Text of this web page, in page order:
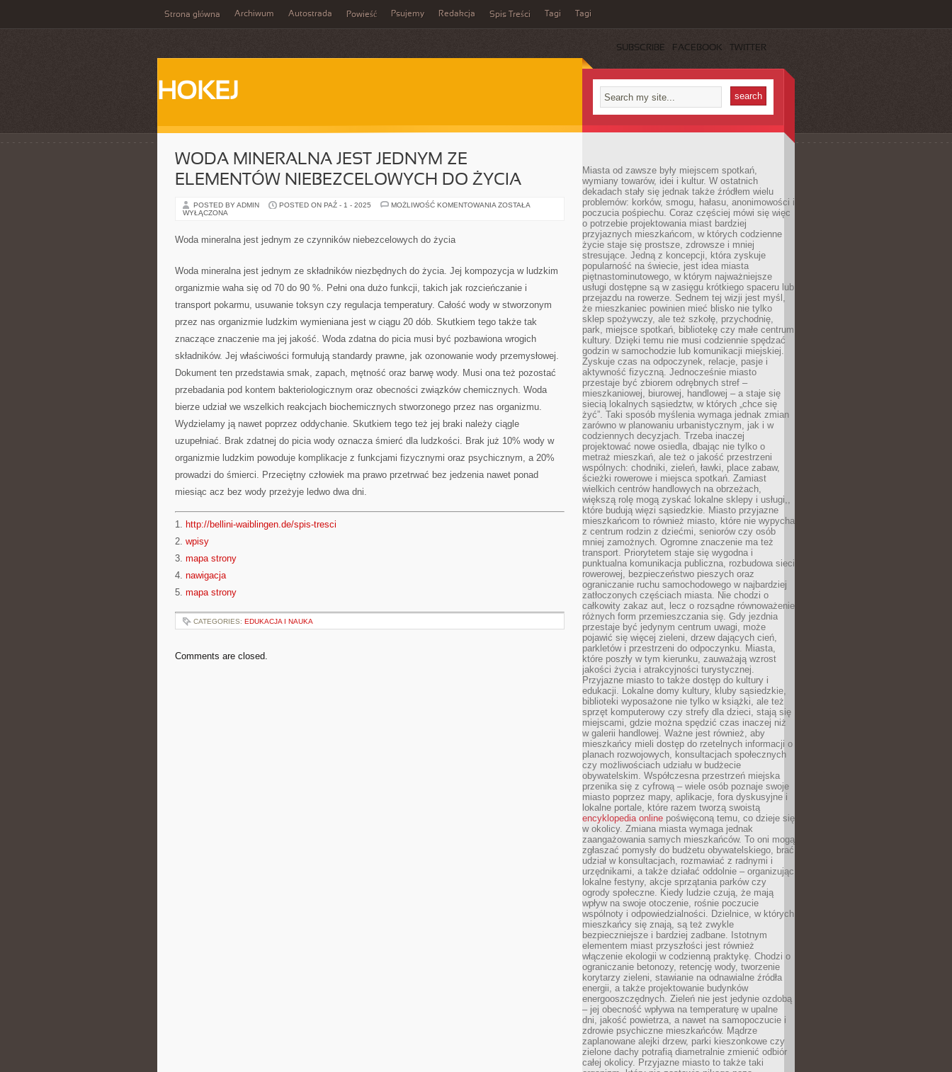
Strona główna Archiwum Autostrada Powieść Psujemy Redakcja Spis Treści Tagi Tagi
SUBSCRIBE FACEBOOK TWITTER
HOKEJ
WODA MINERALNA JEST JEDNYM ZE
ELEMENTÓW NIEBEZCELOWYCH DO ŻYCIA
POSTED BY ADMIN POSTED ON PAŹ - 1 - 2025 MOŻLIWOŚĆ KOMENTOWANIA WODA
ŻYCIA
ZOSTAŁA
WYŁĄCZONA
Woda mineralna jest jednym ze czynników niebezcelowych do życia
Woda mineralna jest jednym ze składników niezbędnych do życia. Jej kompozycja w ludzkim
organizmie waha się od 70 do 90 %. Pełni ona dużo funkcji, takich jak rozcieńczanie i
transport pokarmu, usuwanie toksyn czy regulacja temperatury. Całość wody w stworzonym
przez nas organizmie ludzkim wymieniana jest w ciągu 20 dób. Skutkiem tego także tak
znaczące znaczenie ma jej jakość. Woda zdatna do picia musi być pozbawiona wrogich
składników. Jej właściwości formułują standardy prawne, jak ozonowanie wody przemysłowej.
Dokument ten przedstawia smak, zapach, mętność oraz barwę wody. Musi ona też pozostać
przebadania pod kontem bakteriologicznym oraz obecności związków chemicznych. Woda
bierze udział we wszelkich reakcjach biochemicznych stworzonego przez nas organizmu.
Wydzielamy ją nawet poprzez oddychanie. Skutkiem tego też jej braki należy ciągle
uzupełniać. Brak zdatnej do picia wody oznacza śmierć dla ludzkości. Brak już 10% wody w
organizmie ludzkim powoduje komplikacje z funkcjami fizycznymi oraz psychicznym, a 20%
prowadzi do śmierci. Przeciętny człowiek ma prawo przetrwać bez jedzenia nawet ponad
miesiąc acz bez wody przeżyje ledwo dwa dni.
1. http://bellini-waiblingen.de/spis-tresci
2. wpisy
3. mapa strony
4. nawigacja
5. mapa strony
CATEGORIES: EDUKACJA I NAUKA
Comments are closed.
Miasta od zawsze były miejscem spotkań,
wymiany towarów, idei i kultur. W ostatnich
dekadach stały się jednak także źródłem wielu
problemów: korków, smogu, hałasu, anonimowości i
poczucia pośpiechu. Coraz częściej mówi się więc
o potrzebie projektowania miast bardziej
przyjaznych mieszkańcom, w których codzienne
życie staje się prostsze, zdrowsze i mniej
stresujące. Jedną z koncepcji, która zyskuje
popularność na świecie, jest idea miasta
piętnastominutowego, w którym najważniejsze
usługi dostępne są w zasięgu krótkiego spaceru lub
przejazdu na rowerze. Sednem tej wizji jest myśl,
że mieszkaniec powinien mieć blisko nie tylko
sklep spożywczy, ale też szkołę, przychodnię,
park, miejsce spotkań, bibliotekę czy małe centrum
kultury. Dzięki temu nie musi codziennie spędzać
godzin w samochodzie lub komunikacji miejskiej.
Zyskuje czas na odpoczynek, relacje, pasje i
aktywność fizyczną. Jednocześnie miasto
przestaje być zbiorem odrębnych stref –
mieszkaniowej, biurowej, handlowej – a staje się
siecią lokalnych sąsiedztw, w których „chce się
żyć”. Taki sposób myślenia wymaga jednak zmian
zarówno w planowaniu urbanistycznym, jak i w
codziennych decyzjach. Trzeba inaczej
projektować nowe osiedla, dbając nie tylko o
metraż mieszkań, ale też o jakość przestrzeni
wspólnych: chodniki, zieleń, ławki, place zabaw,
ścieżki rowerowe i miejsca spotkań. Zamiast
wielkich centrów handlowych na obrzeżach,
większą rolę mogą zyskać lokalne sklepy i usługi,,
które budują więzi sąsiedzkie. Miasto przyjazne
mieszkańcom to również miasto, które nie wypycha
z centrum rodzin z dziećmi, seniorów czy osób
mniej zamożnych. Ogromne znaczenie ma też
transport. Priorytetem staje się wygodna i
punktualna komunikacja publiczna, rozbudowa sieci
rowerowej, bezpieczeństwo pieszych oraz
ograniczanie ruchu samochodowego w najbardziej
zatłoczonych częściach miasta. Nie chodzi o
całkowity zakaz aut, lecz o rozsądne równoważenie
różnych form przemieszczania się. Gdy jezdnia
przestaje być jedynym centrum uwagi, może
pojawić się więcej zieleni, drzew dających cień,
parkletów i przestrzeni do odpoczynku. Miasta,
które poszły w tym kierunku, zauważają wzrost
jakości życia i atrakcyjności turystycznej.
Przyjazne miasto to także dostęp do kultury i
edukacji. Lokalne domy kultury, kluby sąsiedzkie,
biblioteki wyposażone nie tylko w książki, ale też
sprzęt komputerowy czy strefy dla dzieci, stają się
miejscami, gdzie można spędzić czas inaczej niż
w galerii handlowej. Ważne jest również, aby
mieszkańcy mieli dostęp do rzetelnych informacji o
planach rozwojowych, konsultacjach społecznych
czy możliwościach udziału w budżecie
obywatelskim. Współczesna przestrzeń miejska
przenika się z cyfrową – wiele osób poznaje swoje
miasto poprzez mapy, aplikacje, fora dyskusyjne i
lokalne portale, które razem tworzą swoistą
encyklopedia online poświęconą temu, co dzieje się
w okolicy. Zmiana miasta wymaga jednak
zaangażowania samych mieszkańców. To oni mogą
zgłaszać pomysły do budżetu obywatelskiego, brać
udział w konsultacjach, rozmawiać z radnymi i
urzędnikami, a także działać oddolnie – organizując
lokalne festyny, akcje sprzątania parków czy
ogrody społeczne. Kiedy ludzie czują, że mają
wpływ na swoje otoczenie, rośnie poczucie
wspólnoty i odpowiedzialności. Dzielnice, w których
mieszkańcy się znają, są też zwykle
bezpieczniejsze i bardziej zadbane. Istotnym
elementem miast przyszłości jest również
włączenie ekologii w codzienną praktykę. Chodzi o
ograniczanie betonozy, retencję wody, tworzenie
korytarzy zieleni, stawianie na odnawialne źródła
energii, a także projektowanie budynków
energooszczędnych. Zieleń nie jest jedynie ozdobą
– jej obecność wpływa na temperaturę w upalne
dni, jakość powietrza, a nawet na samopoczucie i
zdrowie psychiczne mieszkańców. Mądrze
zaplanowane alejki drzew, parki kieszonkowe czy
zielone dachy potrafią diametralnie zmienić odbiór
całej okolicy. Przyjazne miasto to także taki